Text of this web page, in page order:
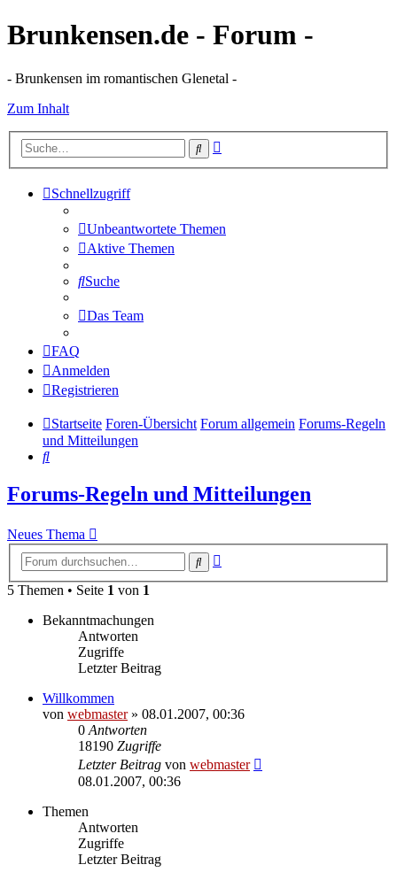
Brunkensen.de - Forum -
- Brunkensen im romantischen Glenetal -
Zum Inhalt
Suche
Schnellzugriff
Unbeantwortete Themen
Aktive Themen
Suche
Das Team
FAQ
Anmelden
Registrieren
Startseite Foren-Übersicht Forum allgemein Forums-Regeln
und Mitteilungen
Suche
Forums-Regeln und Mitteilungen
Neues Thema
Suche
5 Themen • Seite 1 von 1
Bekanntmachungen
Antworten
Zugriffe
Letzter Beitrag
Willkommen
von webmaster» 08.01.2007, 00:36
0 Antworten
18190 Zugriffe
Letzter Beitrag von webmaster
08.01.2007, 00:36
Themen
Antworten
Zugriffe
Letzter Beitrag